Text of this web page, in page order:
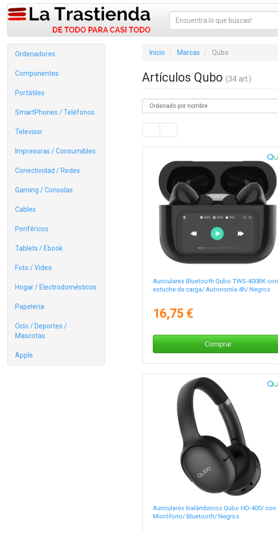
Ordenadores
Componentes
Portátiles
SmartPhones / Teléfonos
Televisor
Impresoras / Consumibles
Conectividad / Redes
Gaming / Consolas
Cables
Periféricos
Tablets / Ebook
Foto / Video
Hogar / Electrodomésticos
Papelería
Ocio / Deportes /
Mascotas
Apple
Inicio Marcas Qubo
Artículos Qubo (34 art.)
Auriculares Bluetooth Qubo TWS-400BK con
estuche de carga/ Autonomía 4h/ Negros
16,75 €
Comprar
Auriculares Inalámbricos Qubo HD-400/ con
Micrófono/ Bluetooth/ Negros